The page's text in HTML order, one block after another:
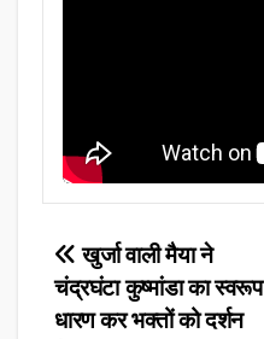
Post
navigation
खुर्जा वाली मैया ने
चंद्रघंटा कुष्मांडा का स्वरूप
धारण कर भक्तों को दर्शन